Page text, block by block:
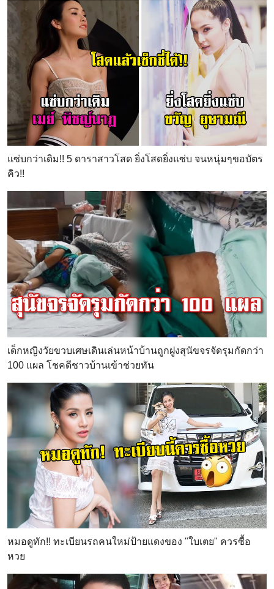
แซ่บกว่าเดิม!! 5 ดาราสาวโสด ยิ่งโสดยิ่งแซ่บ จนหนุ่มๆขอบัตร
คิว!!
เด็กหญิงวัยขวบเศษเดินเล่นหน้าบ้านถูกฝูงสุนัขจรจัดรุมกัดกว่า
100 แผล โชคดีชาวบ้านเข้าช่วยทัน
หมอดูทัก!! ทะเบียนรถคนใหม่ป้ายแดงของ "ใบเตย" ควรซื้อ
หวย